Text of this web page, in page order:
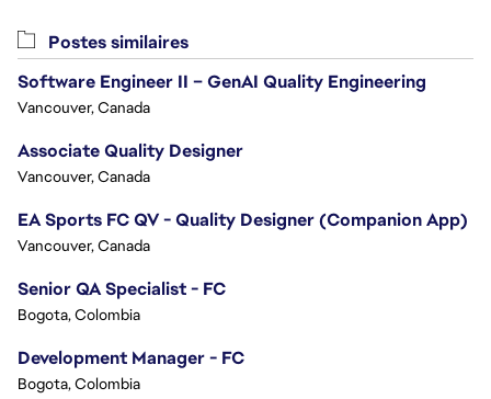
Postes similaires
Software Engineer II – GenAI Quality Engineering
Vancouver, Canada
Associate Quality Designer
Vancouver, Canada
EA Sports FC QV - Quality Designer (Companion App)
Vancouver, Canada
Senior QA Specialist - FC
Bogota, Colombia
Development Manager - FC
Bogota, Colombia